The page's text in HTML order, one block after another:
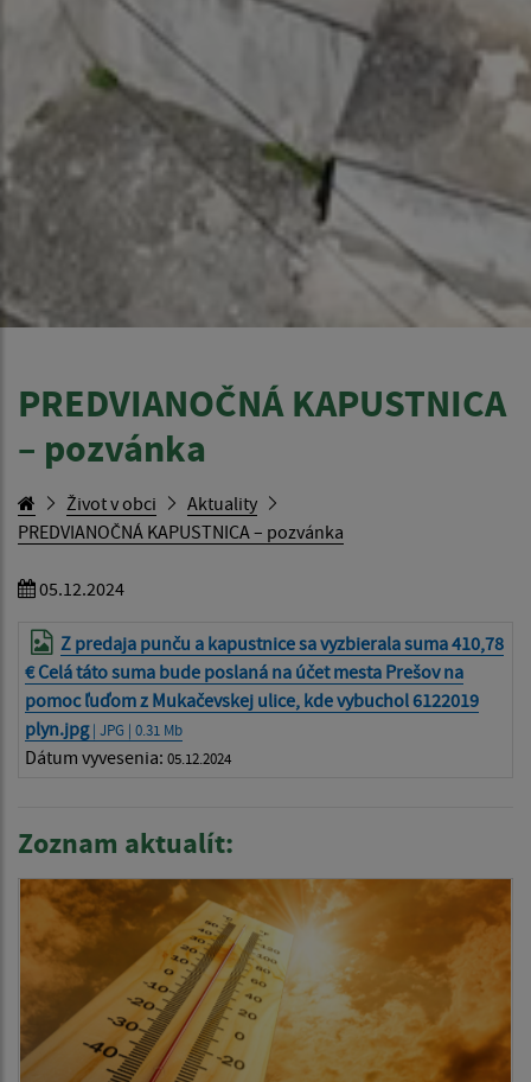
PREDVIANOČNÁ KAPUSTNICA
– pozvánka
Život v obci
Aktuality
PREDVIANOČNÁ KAPUSTNICA – pozvánka
05.12.2024
Z predaja punču a kapustnice sa vyzbierala suma 410,78
€ Celá táto suma bude poslaná na účet mesta Prešov na
pomoc ľuďom z Mukačevskej ulice, kde vybuchol 6122019
plyn.jpg| JPG | 0.31 Mb
Dátum vyvesenia: 05.12.2024
Zoznam aktualít: